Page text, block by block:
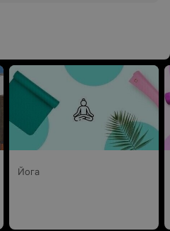
процесс и помогает
не хватает чуть-чуть!
кто ходит в зал не для
больше чем
рублей за 8 занятий
попробуйте
Йога